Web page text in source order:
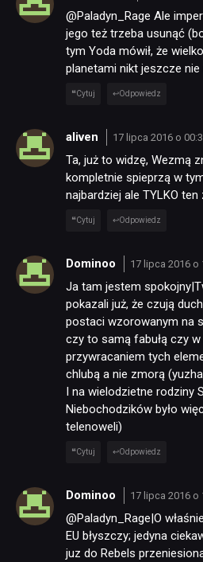
@Paladyn_Rage Ale
jego też trzeba usunąć
tym Yoda mówił, że
planetami nikt jeszcze nie
Cytuj Odpowiedz
aliven 17 lipca 2016 o
Ta, już to widzę, Wezmą
kompletnie spieprzą w
najbardziej ale TYLKO ten
Cytuj Odpowiedz
Dominoo 17 lipca 2016 o
Ja tam jestem
pokazali już, że czują
postaci wzorowanym na
czy to samą fabułą czy
przywracaniem tych
chlubą a nie zmorą
I na wielodzietne rodziny
Niebochodzików było
telenoweli)
Cytuj Odpowiedz
Dominoo 17 lipca 2016 o
@Paladyn_Rage|O
EU błyszczy; jedyna
juz do Rebels